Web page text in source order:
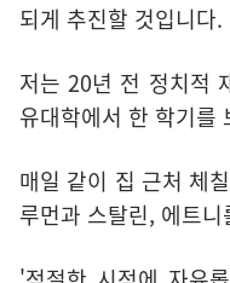
되게 추진할 것입니다.
저는 20년 전 정치적
유대학에서 한 학기를
매일 같이 집 근처 체
루먼과 스탈린, 에트